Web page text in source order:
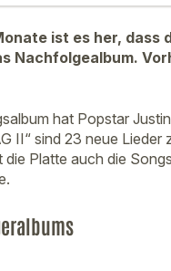
ist es her,
Nachfolgealbum.
hat Popstar
II“ sind 23 neue Lieder
Platte auch die